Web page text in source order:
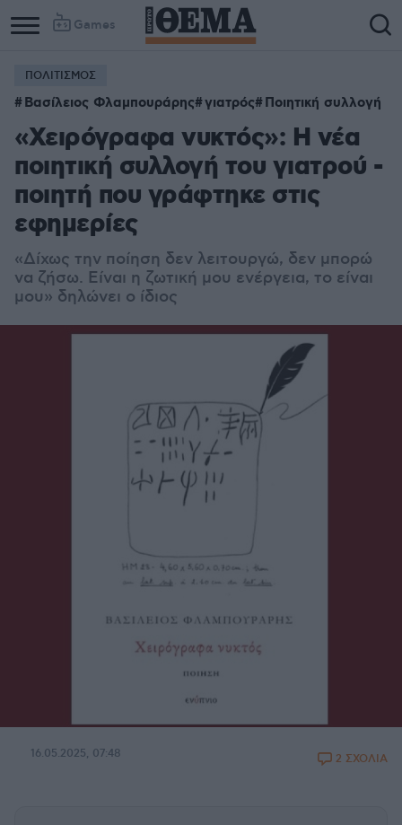
Games
ΠΟΛΙΤΙΣΜΟΣ
Βασίλειος Φλαμπουράρης γιατρός Ποιητική συλλογή
«Χειρόγραφα νυκτός»: Η νέα
ποιητική συλλογή του γιατρού -
ποιητή που γράφτηκε στις
εφημερίες
«Δίχως την ποίηση δεν λειτουργώ, δεν μπορώ
να ζήσω. Είναι η ζωτική μου ενέργεια, το είναι
μου» δηλώνει ο ίδιος
16.05.2025, 07:48 2 ΣΧΟΛΙΑ